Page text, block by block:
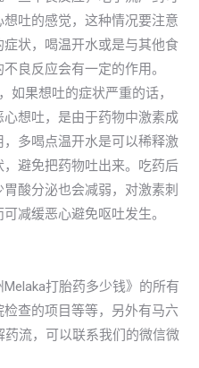
吐的感觉，这种情况要注意
状，喝温开水或是与其他食
良反应会有一定的作用。
如果想吐的症状严重的话，
想吐，是由于药物中激素成
多喝点温开水是可以稀释激
避免把药物吐出来。吃药后
酸分泌也会减弱，对激素刺
减缓恶心避免呕吐发生。
打胎药多少钱》的所有
查的项目等等，另外有马六
药流，可以联系我们的微信微